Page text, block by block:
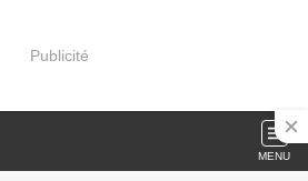
Publicité
MENU